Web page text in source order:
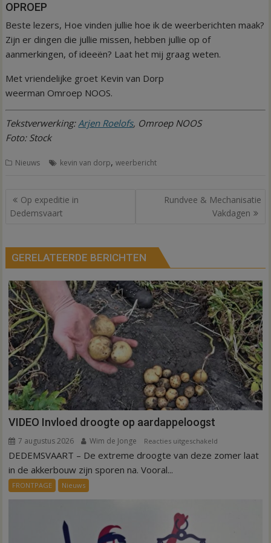
OPROEP
Beste lezers, Hoe vinden jullie hoe ik de weerberichten maak?
Zijn er dingen die jullie missen, hebben jullie op of
aanmerkingen, of ideeën? Laat het mij graag weten.
Met vriendelijke groet Kevin van Dorp
weerman Omroep NOOS.
Tekstverwerking: Arjen Roelofs, Omroep NOOS
Foto: Stock
Nieuws kevin van dorp,weerbericht
Bericht
navigatie
Op expeditie in
Dedemsvaart
Rundvee & Mechanisatie
Vakdagen
GERELATEERDE BERICHTEN
VIDEO Invloed droogte op aardappeloogst
7 augustus 2026 Wim de Jonge Reacties uitgeschakeld
VIDEO
DEDEMSVAART – De extreme droogte van deze zomer laat
in de akkerbouw zijn sporen na. Vooral...
FRONTPAGE Nieuws